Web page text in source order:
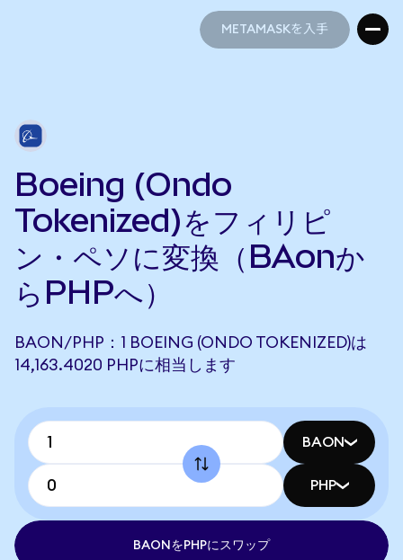
METAMASKを入手
Boeing (Ondo
Tokenized)をフィリピ
ン・ペソに変換（BAonか
らPHPへ）
BAON/PHP：1 BOEING (ONDO TOKENIZED)は
14,163.4020 PHPに相当します
BAON
PHP
BAONをPHPにスワップ